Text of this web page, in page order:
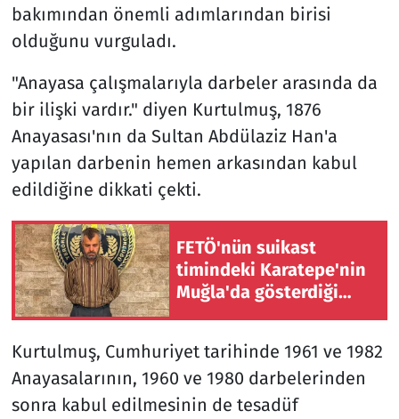
bakımından önemli adımlarından birisi
olduğunu vurguladı.
"Anayasa çalışmalarıyla darbeler arasında da
bir ilişki vardır." diyen Kurtulmuş, 1876
Anayasası'nın da Sultan Abdülaziz Han'a
yapılan darbenin hemen arkasından kabul
edildiğine dikkati çekti.
FETÖ'nün suikast
timindeki Karatepe'nin
Muğla'da gösterdiği
başlandı
Kurtulmuş, Cumhuriyet tarihinde 1961 ve 1982
Anayasalarının, 1960 ve 1980 darbelerinden
sonra kabul edilmesinin de tesadüf